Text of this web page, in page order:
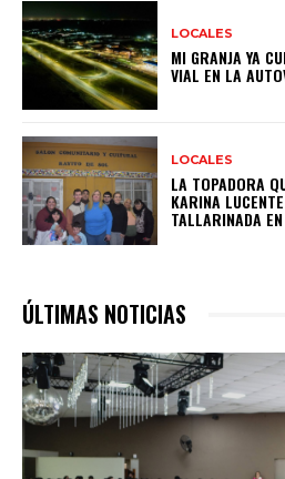
LOCALES
MI GRANJA YA
VIAL EN LA
LOCALES
LA TOPADORA
KARINA
TALLARINADA
ÚLTIMAS NOTICIAS